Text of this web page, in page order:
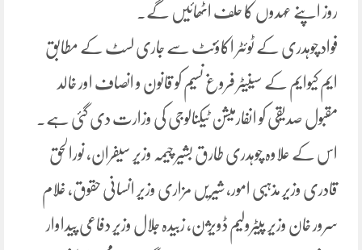
روز اپنے عہدوں کا حلف اٹھائیں گے۔
فواد چوہدری کے ٹوئٹر اکاؤنٹ سے جاری لسٹ کے مطابق
ایم کیوایم کے سینیٹر فروغ نسیم کو قانون و انصاف اور خالد
مقبول صدیقی کو انفارمیشن ٹیکنالوجی کی وزارت دی گئی ہے۔
اس کے علاوہ چوہدری طارق بشیر چیمہ وزیر سیفران، نورالحق
قادری وزیر مذہبی امور، شیریں مزاری وزیر انسانی حقوق، غلام
سرور خان وزیر پیٹرولیم ڈویژن، زبیدہ جلال وزیر دفاعی پیداوار